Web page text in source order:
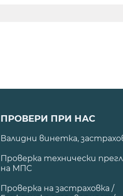
ПРОВЕРИ ПРИ НАС
Валидни винетка,
Проверка технически
на МПС
Проверка на застраховка /